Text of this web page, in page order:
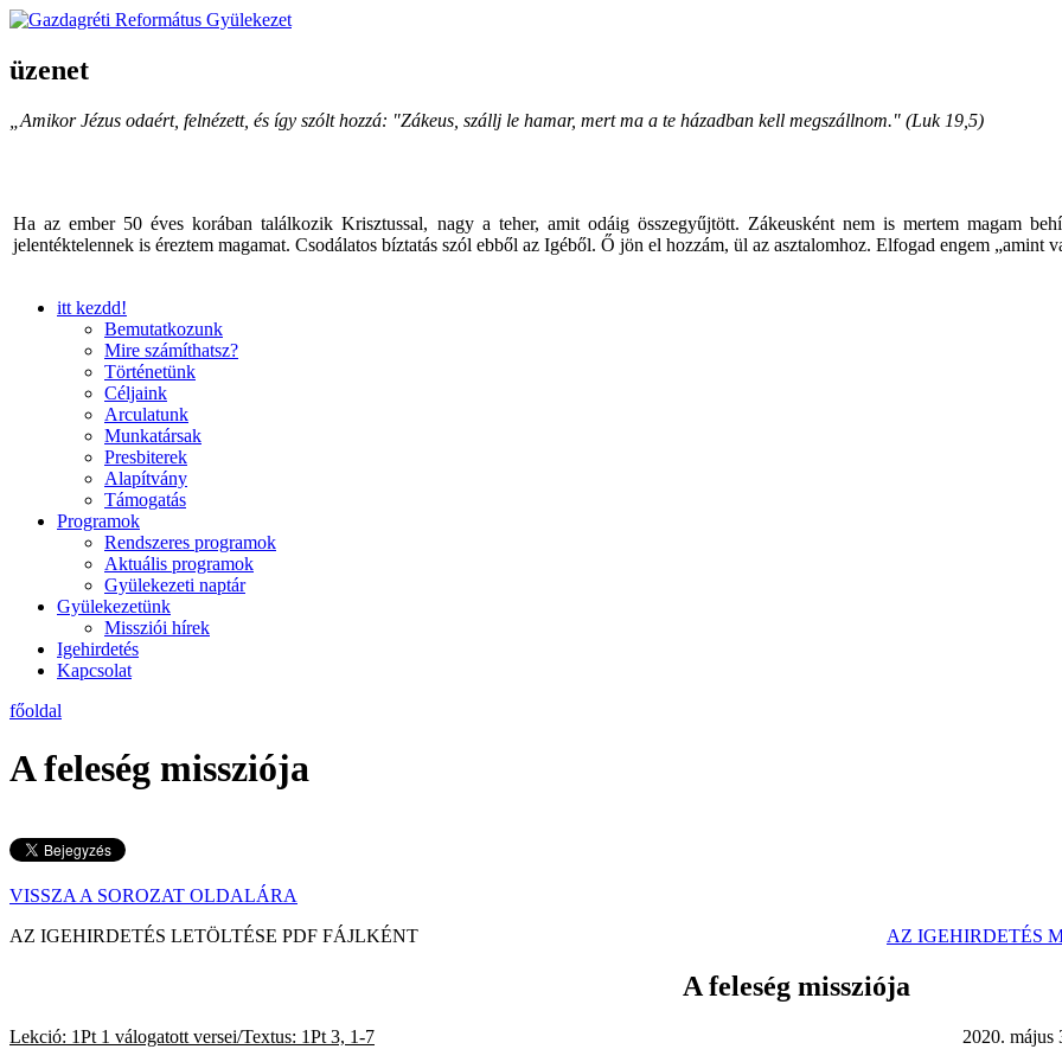
üzenet
„Amikor Jézus odaért, felnézett, és így szólt hozzá: "Zákeus, szállj le hamar, mert ma a te házadban kell megszállnom." (Luk 19,5)
Ha az ember 50 éves korában találkozik Krisztussal, nagy a teher, amit odáig összegyűjtött. Zákeusként nem is mertem magam
jelentéktelennek is éreztem magamat. Csodálatos bíztatás szól ebből az Igéből. Ő jön el hozzám, ül az asztalomhoz. Elfogad engem „amint
itt kezdd!
Bemutatkozunk
Mire számíthatsz?
Történetünk
Céljaink
Arculatunk
Munkatársak
Presbiterek
Alapítvány
Támogatás
Programok
Rendszeres programok
Aktuális programok
Gyülekezeti naptár
Gyülekezetünk
Missziói hírek
Igehirdetés
Kapcsolat
főoldal
A feleség missziója
VISSZA A SOROZAT OLDALÁRA
AZ IGEHIRDETÉS LETÖLTÉSE PDF FÁJLKÉNT AZ IGEHIRDETÉS
A feleség missziója
Lekció: 1Pt 1 válogatott versei/Textus: 1Pt 3, 1-7 2020. május